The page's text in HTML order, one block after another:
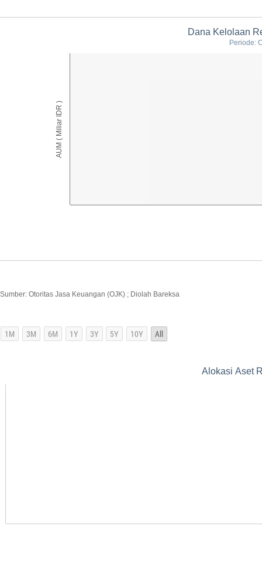
AUM ( Miliar IDR )
Dana Kelolaan
Periode:
Sumber: Otoritas Jasa Keuangan (OJK) ; Diolah Bareksa
Alokasi Aset